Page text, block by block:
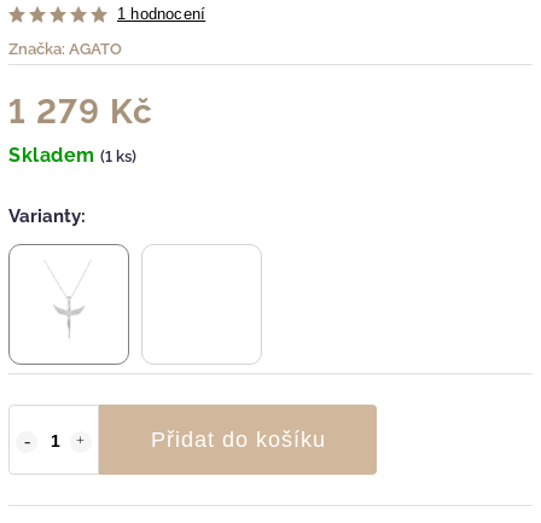
1 hodnocení
Značka: AGATO
1 279 Kč
Skladem (1 ks)
Varianty:
Přidat do košíku